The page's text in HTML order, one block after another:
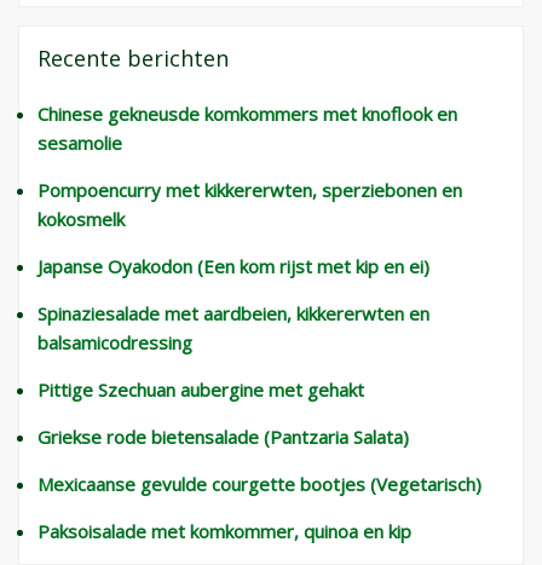
Recente berichten
Chinese gekneusde komkommers met knoflook en
sesamolie
Pompoencurry met kikkererwten, sperziebonen en
kokosmelk
Japanse Oyakodon (Een kom rijst met kip en ei)
Spinaziesalade met aardbeien, kikkererwten en
balsamicodressing
Pittige Szechuan aubergine met gehakt
Griekse rode bietensalade (Pantzaria Salata)
Mexicaanse gevulde courgette bootjes (Vegetarisch)
Paksoisalade met komkommer, quinoa en kip